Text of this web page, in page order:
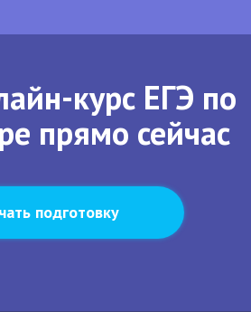
курс ЕГЭ по
прямо сейчас
подготовку